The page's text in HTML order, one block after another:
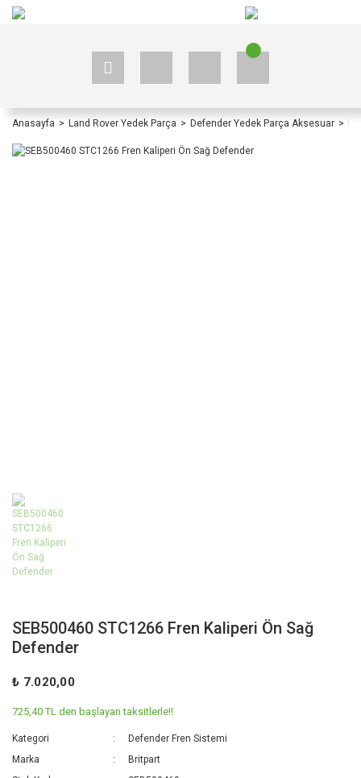
Anasayfa Land Rover Yedek Parça Defender Yedek Parça Aksesuar
SEB500460 STC1266 Fren Kaliperi Ön Sağ
Defender
₺ 7.020,00
725,40 TL den başlayan taksitlerle!!
Kategori
Defender Fren Sistemi
Marka
Britpart